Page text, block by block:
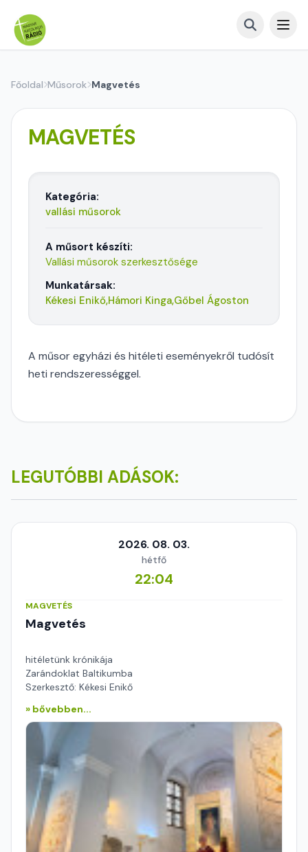
Főoldal Műsorok Magvetés
MAGVETÉS
Kategória:
vallási műsorok
A műsort készíti:
Vallási műsorok szerkesztősége
Munkatársak:
Kékesi Enikő,Hámori Kinga,Gőbel Ágoston
A műsor egyházi és hitéleti eseményekről tudósít
heti rendszerességgel.
LEGUTÓBBI ADÁSOK:
2026. 08. 03.
hétfő
22:04
MAGVETÉS
Magvetés
hitéletünk krónikája
Zarándoklat Baltikumba
Szerkesztő: Kékesi Enikő
» bővebben...